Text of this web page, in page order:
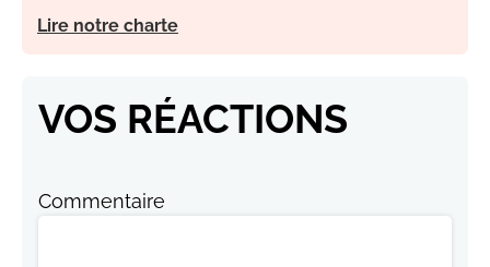
Lire notre charte
VOS RÉACTIONS
Commentaire